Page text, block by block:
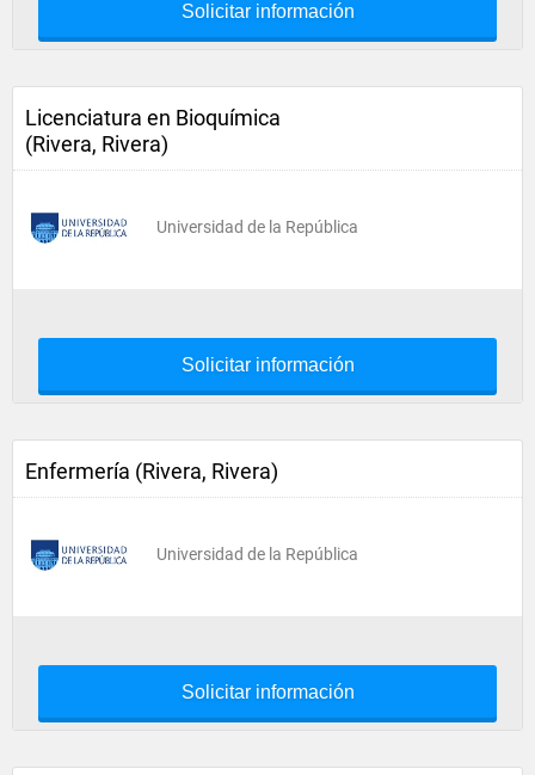
Solicitar información
Licenciatura en Bioquímica
(Rivera, Rivera)
Universidad de la República
Solicitar información
Enfermería (Rivera, Rivera)
Universidad de la República
Solicitar información